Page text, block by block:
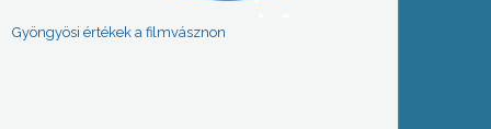
Gyöngyösi értékek a filmvásznon